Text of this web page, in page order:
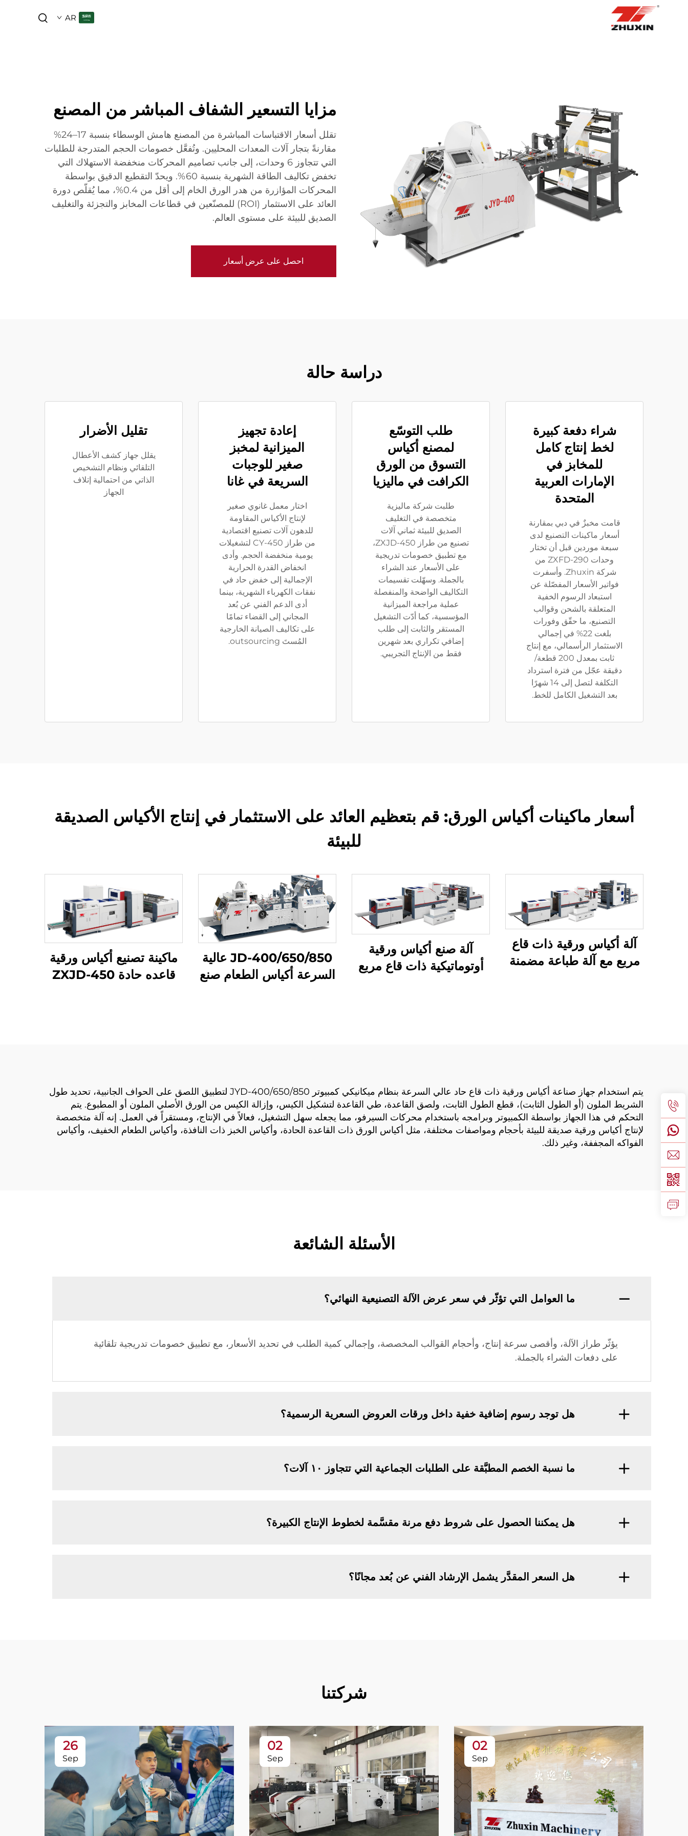
AR
مزايا التسعير الشفاف المباشر من المصنع
تقلل أسعار الاقتباسات المباشرة من المصنع هامش الوسطاء بنسبة 17–24%
مقارنةً بتجار آلات المعدات المحليين. وتُفعَّل خصومات الحجم المتدرجة للطلبات
التي تتجاوز 6 وحدات، إلى جانب تصاميم المحركات منخفضة الاستهلاك التي
تخفض تكاليف الطاقة الشهرية بنسبة 60%. ويحدّ التقطيع الدقيق بواسطة
المحركات المؤازرة من هدر الورق الخام إلى أقل من 0.4%، مما يُقلّص دورة
العائد على الاستثمار (ROI) للمصنّعين في قطاعات المخابز والتجزئة والتغليف
الصديق للبيئة على مستوى العالم.
احصل على عرض أسعار
دراسة حالة
شراء دفعة كبيرة
لخط إنتاج كامل
للمخابز في
الإمارات العربية
المتحدة
قامت مخبزٌ في دبي بمقارنة
أسعار ماكينات التصنيع لدى
سبعة موردين قبل أن تختار
وحدات ZXFD-290 من
شركة Zhuxin. وأسفرت
فواتير الأسعار المفصّلة عن
استبعاد الرسوم الخفية
المتعلقة بالشحن وقوالب
التصنيع، ما حقّق وفورات
بلغت 22% في إجمالي
الاستثمار الرأسمالي، مع إنتاج
ثابت بمعدل 200 قطعة/
دقيقة عجّل من فترة استرداد
التكلفة لتصل إلى 14 شهرًا
بعد التشغيل الكامل للخط.
طلب التوسّع
لمصنع أكياس
التسوق من الورق
الكرافت في ماليزيا
طلبت شركة ماليزية
متخصصة في التغليف
الصديق للبيئة ثماني آلات
تصنيع من طراز ZXJD-450،
مع تطبيق خصومات تدريجية
على الأسعار عند الشراء
بالجملة. وسهّلت تقسيمات
التكاليف الواضحة والمنفصلة
عملية مراجعة الميزانية
المؤسسية، كما أدّت التشغيل
المستقر والثابت إلى طلب
إضافي تكراري بعد شهرين
فقط من الإنتاج التجريبي.
إعادة تجهيز
الميزانية لمخبز
صغير للوجبات
السريعة في غانا
اختار معمل غانوي صغير
لإنتاج الأكياس المقاومة
للدهون آلات تصنيع اقتصادية
من طراز CY-450 لتشغيلات
يومية منخفضة الحجم. وأدى
انخفاض القدرة الحرارية
الإجمالية إلى خفض حاد في
نفقات الكهرباء الشهرية، بينما
أدى الدعم الفني عن بُعد
المجاني إلى القضاء تمامًا
على تكاليف الصيانة الخارجية
المُستَ outsourcing.
تقليل الأضرار
يقلل جهاز كشف الأعطال
التلقائي ونظام التشخيص
الذاتي من احتمالية إتلاف
الجهاز
أسعار ماكينات أكياس الورق: قم بتعظيم العائد على الاستثمار في إنتاج الأكياس الصديقة
للبيئة
آلة أكياس ورقية ذات قاع
مربع مع آلة طباعة مضمنة
آلة صنع أكياس ورقية
أوتوماتيكية ذات قاع مربع
JD-400/650/850 عالية
السرعة أكياس الطعام صنع
ماكينة تصنيع أكياس ورقية
قاعده حادة ZXJD-450
يتم استخدام جهاز صناعة أكياس ورقية ذات قاع حاد عالي السرعة بنظام ميكانيكي كمبيوتر JYD-400/650/850 لتطبيق اللصق على الحواف الجانبية، تحديد طول
الشريط الملون (أو الطول الثابت)، قطع الطول الثابت، ولصق القاعدة، طي القاعدة لتشكيل الكيس، وإزالة الكيس من الورق الأصلي الملون أو المطبوع. يتم
التحكم في هذا الجهاز بواسطة الكمبيوتر وبرامجه باستخدام محركات السيرفو، مما يجعله سهل التشغيل، فعالاً في الإنتاج، ومستقراً في العمل. إنه آلة متخصصة
لإنتاج أكياس ورقية صديقة للبيئة بأحجام ومواصفات مختلفة، مثل أكياس الورق ذات القاعدة الحادة، وأكياس الخبز ذات النافذة، وأكياس الطعام الخفيف، وأكياس
الفواكه المجففة، وغير ذلك.
الأسئلة الشائعة
ما العوامل التي تؤثّر في سعر عرض الآلة التصنيعية النهائي؟
يؤثّر طراز الآلة، وأقصى سرعة إنتاج، وأحجام القوالب المخصصة، وإجمالي كمية الطلب في تحديد الأسعار، مع تطبيق خصومات تدريجية تلقائية
على دفعات الشراء بالجملة.
هل توجد رسوم إضافية خفية داخل ورقات العروض السعرية الرسمية؟
ما نسبة الخصم المطبَّقة على الطلبات الجماعية التي تتجاوز ١٠ آلات؟
هل يمكننا الحصول على شروط دفع مرنة مقسَّمة لخطوط الإنتاج الكبيرة؟
هل السعر المقدَّر يشمل الإرشاد الفني عن بُعد مجانًا؟
شركتنا
02
Sep
02
Sep
26
Sep